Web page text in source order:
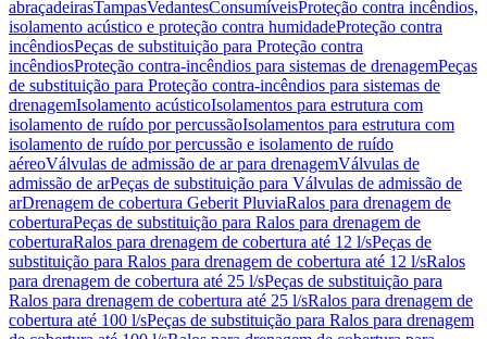
abraçadeirasTampasVedantesConsumíveisProteção contra incêndios,
isolamento acústico e proteção contra humidadeProteção contra
incêndiosPeças de substituição para Proteção contra
incêndiosProteção contra-incêndios para sistemas de drenagemPeças
de substituição para Proteção contra-incêndios para sistemas de
drenagemIsolamento acústicoIsolamentos para estrutura com
isolamento de ruído por percussãoIsolamentos para estrutura com
isolamento de ruído por percussão e isolamento de ruído
aéreoVálvulas de admissão de ar para drenagemVálvulas de
admissão de arPeças de substituição para Válvulas de admissão de
arDrenagem de cobertura Geberit PluviaRalos para drenagem de
coberturaPeças de substituição para Ralos para drenagem de
coberturaRalos para drenagem de cobertura até 12 l/sPeças de
substituição para Ralos para drenagem de cobertura até 12 l/sRalos
para drenagem de cobertura até 25 l/sPeças de substituição para
Ralos para drenagem de cobertura até 25 l/sRalos para drenagem de
cobertura até 100 l/sPeças de substituição para Ralos para drenagem